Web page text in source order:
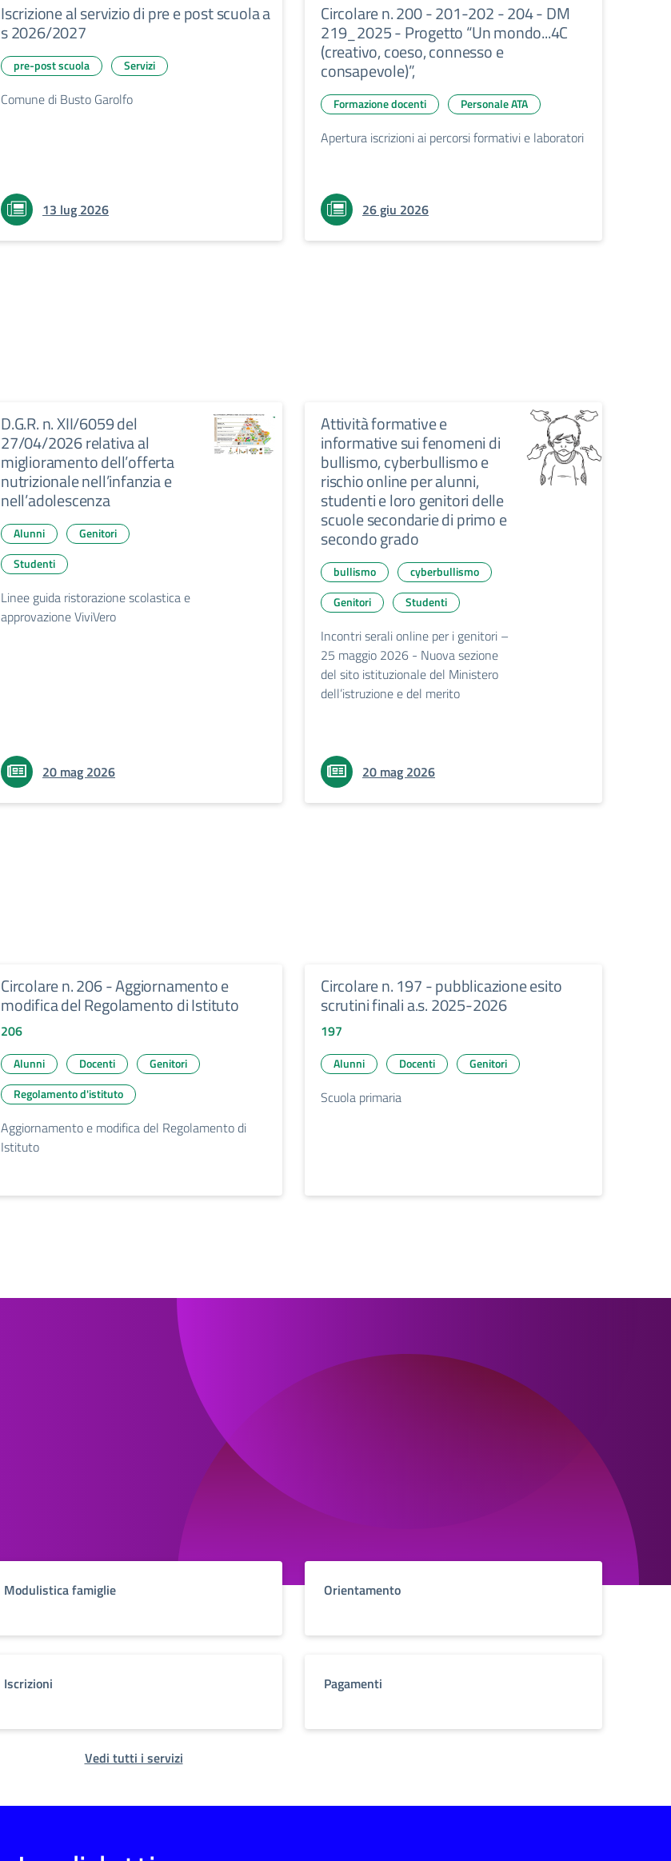
Iscrizione al servizio di pre e post scuola a
s 2026/2027
pre-post scuola Servizi
Comune di Busto Garolfo
13 lug 2026
Circolare n. 200 - 201-202 - 204 - DM
219_2025 - Progetto “Un mondo...4C
(creativo, coeso, connesso e
consapevole)”,
Formazione docenti Personale ATA
Apertura iscrizioni ai percorsi formativi e laboratori
26 giu 2026
D.G.R. n. XII/6059 del
27/04/2026 relativa al
miglioramento dell’offerta
nutrizionale nell’infanzia e
nell’adolescenza
Alunni
Genitori
Studenti
Linee guida ristorazione scolastica e
approvazione ViviVero
20 mag 2026
Attività formative e
informative sui fenomeni di
bullismo, cyberbullismo e
rischio online per alunni,
studenti e loro genitori delle
scuole secondarie di primo e
secondo grado
bullismo
cyberbullismo
Genitori
Studenti
Incontri serali online per i genitori –
25 maggio 2026 - Nuova sezione
del sito istituzionale del Ministero
dell’istruzione e del merito
20 mag 2026
Circolare n. 206 - Aggiornamento e
modifica del Regolamento di Istituto
206
Alunni Docenti
Genitori
Regolamento d'istituto
Aggiornamento e modifica del Regolamento di
Istituto
Circolare n. 197 - pubblicazione esito
scrutini finali a.s. 2025-2026
197
Alunni Docenti Genitori
Scuola primaria
Modulistica famiglie Orientamento
Iscrizioni Pagamenti
Vedi tutti i servizi